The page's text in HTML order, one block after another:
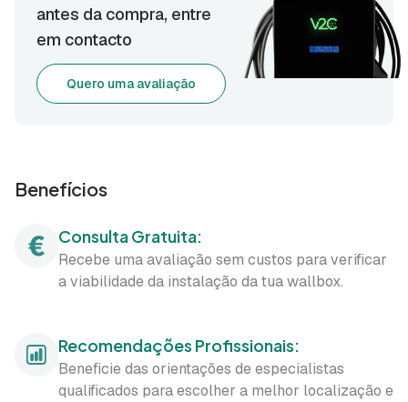
antes da compra, entre
em contacto
Quero uma avaliação
Benefícios
Consulta Gratuita:
Recebe uma avaliação sem custos para verificar
a viabilidade da instalação da tua wallbox.
Recomendações Profissionais:
Beneficie das orientações de especialistas
qualificados para escolher a melhor localização e